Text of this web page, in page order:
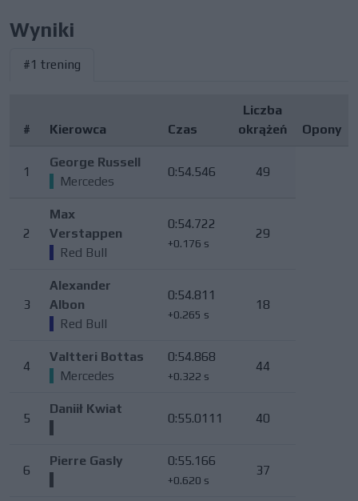
Wyniki
#1 trening
# Kierowca Czas
Liczba
okrążeń
Opony
1
George Russell
Mercedes
0:54.546 49
2
Max
Verstappen
Red Bull
0:54.722
+0.176 s
29
3
Alexander
Albon
Red Bull
0:54.811
+0.265 s
18
4
Valtteri Bottas
Mercedes
0:54.868
+0.322 s
44
5
Daniił Kwiat
0:55.0111 40
6
Pierre Gasly 0:55.166
+0.620 s
37